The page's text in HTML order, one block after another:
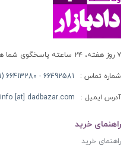
۷ روز هفته، ۲۴ ساعته پاسخگوی شما هستیم
شماره تماس : 66492581 - 66413280 (021)
آدرس ایمیل : info [at] dadbazar.com
راهنمای خرید
راهنمای خرید